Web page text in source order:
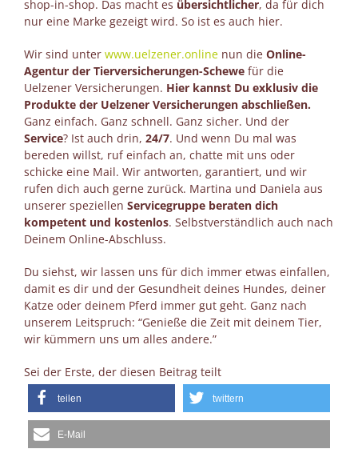
shop-in-shop. Das macht es übersichtlicher, da für dich
nur eine Marke gezeigt wird. So ist es auch hier.
Wir sind unter www.uelzener.online nun die Online-
Agentur der Tierversicherungen-Schewe für die
Uelzener Versicherungen. Hier kannst Du exklusiv die
Produkte der Uelzener Versicherungen abschließen.
Ganz einfach. Ganz schnell. Ganz sicher. Und der
Service? Ist auch drin, 24/7. Und wenn Du mal was
bereden willst, ruf einfach an, chatte mit uns oder
schicke eine Mail. Wir antworten, garantiert, und wir
rufen dich auch gerne zurück. Martina und Daniela aus
unserer speziellen Servicegruppe beraten dich
kompetent und kostenlos. Selbstverständlich auch nach
Deinem Online-Abschluss.
Du siehst, wir lassen uns für dich immer etwas einfallen,
damit es dir und der Gesundheit deines Hundes, deiner
Katze oder deinem Pferd immer gut geht. Ganz nach
unserem Leitspruch: “Genieße die Zeit mit deinem Tier,
wir kümmern uns um alles andere.”
Sei der Erste, der diesen Beitrag teilt
teilen twittern
E-Mail